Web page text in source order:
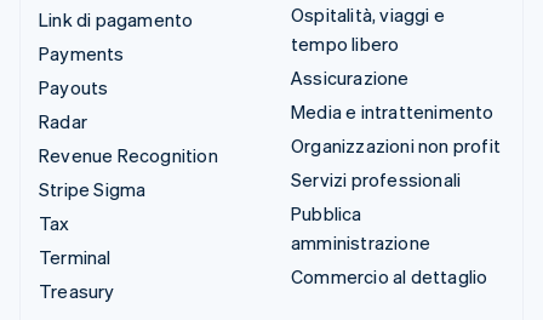
Link di pagamento
Payments
Payouts
Radar
Revenue Recognition
Stripe Sigma
Tax
Terminal
Treasury
Ospitalità, viaggi e
tempo libero
Assicurazione
Media e intrattenimento
Organizzazioni non profit
Servizi professionali
Pubblica
amministrazione
Commercio al dettaglio